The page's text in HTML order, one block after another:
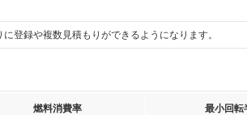
登録や複数見積もりができるようになります。
燃料消費率 最小回転